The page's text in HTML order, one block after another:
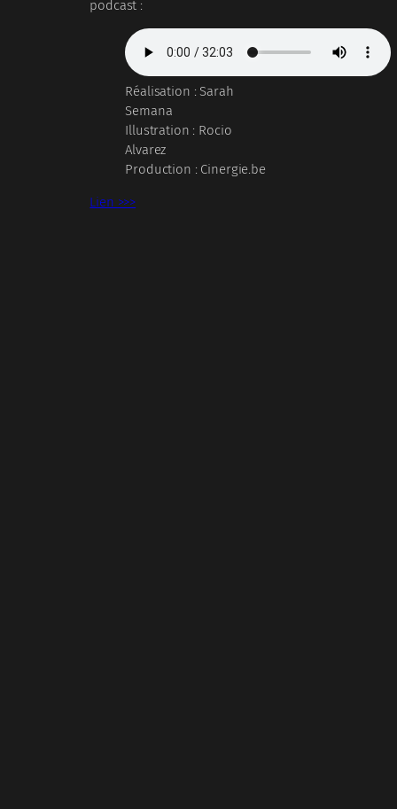
podcast :
Réalisation : Sarah
Semana
Illustration : Rocio
Alvarez
Production : Cinergie.be
Lien >>>